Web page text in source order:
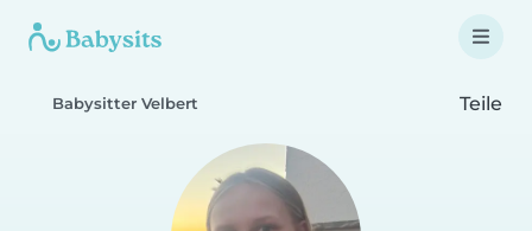
Babysitter Velbert Teile